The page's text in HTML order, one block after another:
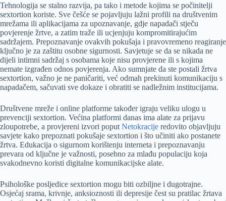
Tehnologija se stalno razvija, pa tako i metode kojima se počinitelji
sextortion koriste. Sve češće se pojavljuju lažni profili na društvenim
mrežama ili aplikacijama za upoznavanje, gdje napadači stječu
povjerenje žrtve, a zatim traže ili ucjenjuju kompromitirajućim
sadržajem. Prepoznavanje ovakvih pokušaja i pravovremeno reagiranje
ključno je za zaštitu osobne sigurnosti. Savjetuje se da se nikada ne
dijeli intimni sadržaj s osobama koje nisu provjerene ili s kojima
nemate izgrađen odnos povjerenja. Ako sumnjate da ste postali žrtva
sextortion, važno je ne paničariti, već odmah prekinuti komunikaciju s
napadačem, sačuvati sve dokaze i obratiti se nadležnim institucijama.
Društvene mreže i online platforme također igraju veliku ulogu u
prevenciji sextortion. Većina platformi danas ima alate za prijavu
zloupotrebe, a provjereni izvori poput Netokracije redovito objavljuju
savjete kako prepoznati pokušaje sextortion i što učiniti ako postanete
žrtva. Edukacija o sigurnom korištenju interneta i prepoznavanju
prevara od ključne je važnosti, posebno za mlađu populaciju koja
svakodnevno koristi digitalne komunikacijske alate.
Psihološke posljedice sextortion mogu biti ozbiljne i dugotrajne.
Osjećaj srama, krivnje, anksioznosti ili depresije čest su pratilac žrtava